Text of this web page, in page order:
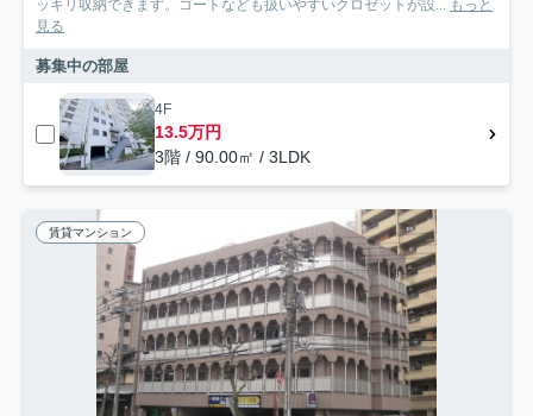
ッキリ収納できます。コートなども扱いやすいクロゼットが設... もっと
見る
募集中の部屋
4F
13.5万円
3階 / 90.00㎡ / 3LDK
賃貸マンション